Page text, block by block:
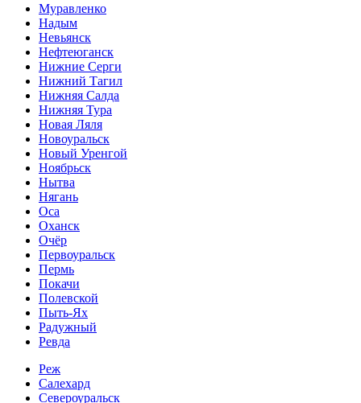
Муравленко
Надым
Невьянск
Нефтеюганск
Нижние Серги
Нижний Тагил
Нижняя Салда
Нижняя Тура
Новая Ляля
Новоуральск
Новый Уренгой
Ноябрьск
Нытва
Нягань
Оса
Оханск
Очёр
Первоуральск
Пермь
Покачи
Полевской
Пыть-Ях
Радужный
Ревда
Реж
Салехард
Североуральск